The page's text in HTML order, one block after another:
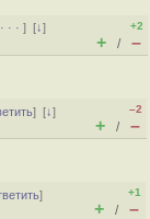
· · ·][↓]
+2
+ / –
][↓]
–2
+ / –
]
+1
+ / –